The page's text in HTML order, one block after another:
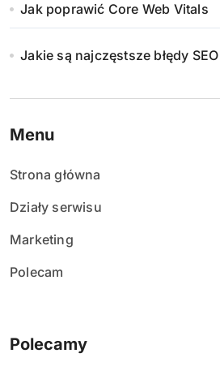
Jak poprawić Core Web Vitals
Jakie są najczęstsze błędy
Menu
Strona główna
Działy serwisu
Marketing
Polecam
Polecamy